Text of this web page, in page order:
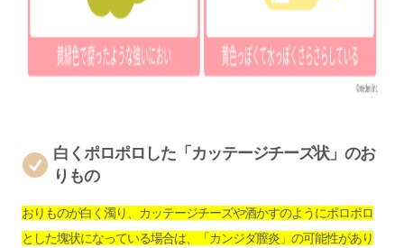
白くポロポロした「カッテージチーズ状」のお
りもの
おりものが白く濁り、カッテージチーズや酒かすのようにポロポロ
とした塊状になっている場合は、「カンジダ膣炎」の可能性があり